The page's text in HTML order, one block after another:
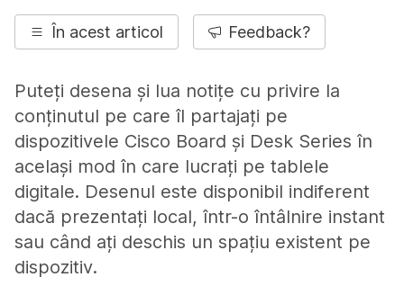
În acest articol Feedback?
Puteți desena și lua notițe cu privire la
conținutul pe care îl partajați pe
dispozitivele Cisco Board și Desk Series în
același mod în care lucrați pe tablele
digitale. Desenul este disponibil indiferent
dacă prezentați local, într-o întâlnire instant
sau când ați deschis un spațiu existent pe
dispozitiv.